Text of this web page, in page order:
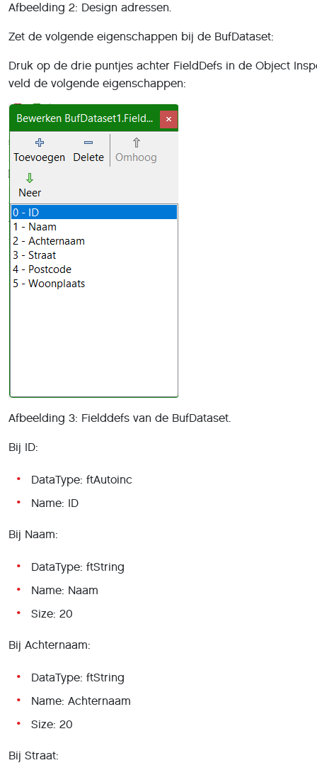
Afbeelding 2: Design adressen.
Zet de volgende eigenschappen bij de BufDataset:
Druk op de drie puntjes achter FieldDefs in de Object
veld de volgende eigenschappen:
Afbeelding 3: Fielddefs van de BufDataset.
Bij ID:
DataType: ftAutoinc
Name: ID
Bij Naam:
DataType: ftString
Name: Naam
Size: 20
Bij Achternaam:
DataType: ftString
Name: Achternaam
Size: 20
Bij Straat: